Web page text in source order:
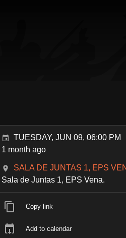
TUESDAY, JUN 09, 06:00 PM
1 month ago
SALA DE JUNTAS 1, EPS
Sala de Juntas 1, EPS Vena.
Copy link
Add to calendar